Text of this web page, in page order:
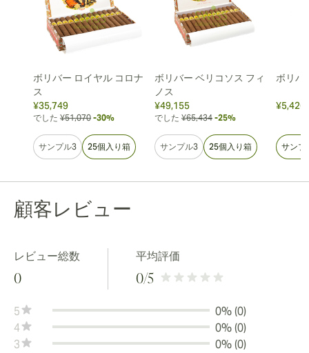
ボリバー ロイヤル コロナ
ス
¥35,749
でした ¥51,070 -30%
サンプル3 25個入り箱
ボリバー ベリコソス フィ
ノス
¥49,155
でした ¥65,434 -25%
サンプル3 25個入り箱
ボリバ
¥5,426
サンプ
顧客レビュー
レビュー総数
0
平均評価
0/5
5
0% (0)
4
0% (0)
3
0% (0)